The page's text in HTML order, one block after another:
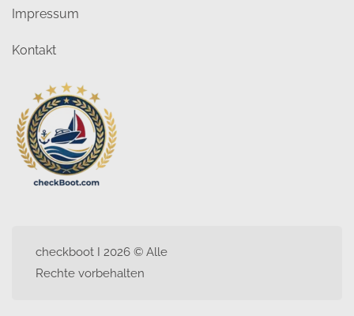
Impressum
Kontakt
checkboot I 2026 © Alle
Rechte vorbehalten